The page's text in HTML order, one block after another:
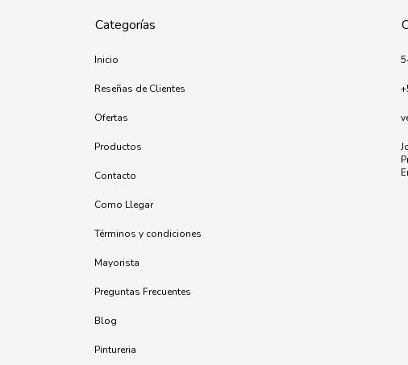
Categorías
Inicio
Reseñas de Clientes
Ofertas
Productos
Contacto
Como Llegar
Términos y condiciones
Mayorista
Preguntas Frecuentes
Blog
Pintureria